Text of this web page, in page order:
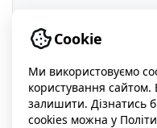
Cookie
Ми використовуємо
користування сайтом.
залишити. Дізнатись
cookies можна у